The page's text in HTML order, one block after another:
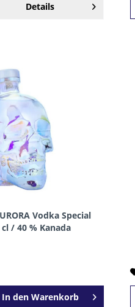
Details
Vodka Special
/ 40 % Kanada
In den Warenkorb